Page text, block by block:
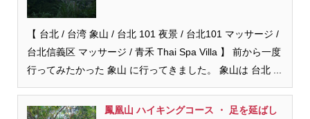
【 台北 / 台湾 象山 / 台北 101 夜景 / 台北101 マッサージ /
台北信義区 マッサージ / 青禾 Thai Spa Villa 】 前から一度
行ってみたかった 象山 に行ってきました。 象山は 台北 ...
鳳凰山 ハイキングコース ・ 足を延ばし